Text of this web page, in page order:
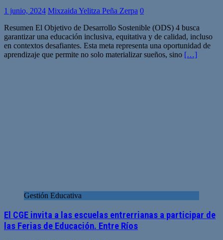
1 junio, 2024 Mixzaida Yelitza Peña Zerpa 0
Resumen El Objetivo de Desarrollo Sostenible (ODS) 4 busca
garantizar una educación inclusiva, equitativa y de calidad, incluso
en contextos desafiantes. Esta meta representa una oportunidad de
aprendizaje que permite no solo materializar sueños, sino […]
Gestión Educativa
El CGE invita a las escuelas entrerrianas a participar de
las Ferias de Educación. Entre Ríos